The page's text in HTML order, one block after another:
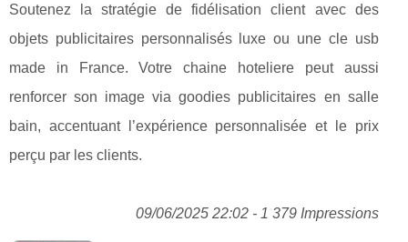
Soutenez la stratégie de fidélisation client avec des
objets publicitaires personnalisés luxe ou une cle usb
made in France. Votre chaine hoteliere peut aussi
renforcer son image via goodies publicitaires en salle
bain, accentuant l’expérience personnalisée et le prix
perçu par les clients.
09/06/2025 22:02 - 1 379 Impressions